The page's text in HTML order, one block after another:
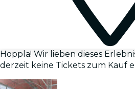
Hoppla! Wir lieben dieses
derzeit keine Tickets zum Kauf